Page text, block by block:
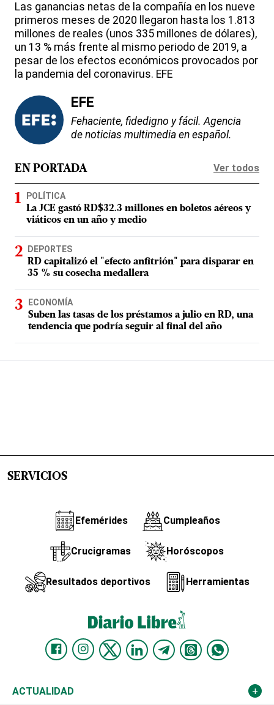
Las ganancias netas de la compañía en los nueve
primeros meses de 2020 llegaron hasta los 1.813
millones de reales (unos 335 millones de dólares),
un 13 % más frente al mismo periodo de 2019, a
pesar de los efectos económicos provocados por
la pandemia del coronavirus. EFE
EFE
Fehaciente, fidedigno y fácil. Agencia
de noticias multimedia en español.
EN PORTADA Ver todos
POLÍTICA
La JCE gastó RD$32.3 millones en boletos aéreos y
viáticos en un año y medio
DEPORTES
RD capitalizó el "efecto anfitrión" para disparar en
35 % su cosecha medallera
ECONOMÍA
Suben las tasas de los préstamos a julio en RD, una
tendencia que podría seguir al final del año
SERVICIOS
Efemérides Cumpleaños
Crucigramas Horóscopos
Resultados deportivos Herramientas
ACTUALIDAD